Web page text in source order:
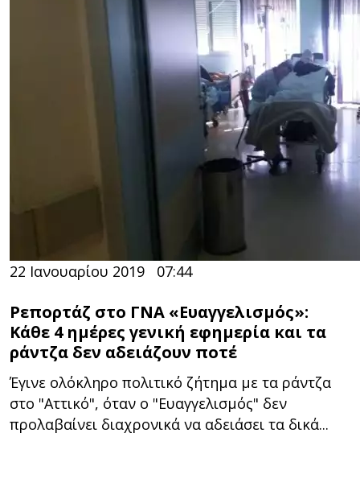
22 Ιανουαρίου 2019 07:44
Ρεπορτάζ στο ΓΝΑ «Ευαγγελισμός»:
Κάθε 4 ημέρες γενική εφημερία και τα
ράντζα δεν αδειάζουν ποτέ
Έγινε ολόκληρο πολιτικό ζήτημα με τα ράντζα
στο "Αττικό", όταν ο "Ευαγγελισμός" δεν
προλαβαίνει διαχρονικά να αδειάσει τα δικά...